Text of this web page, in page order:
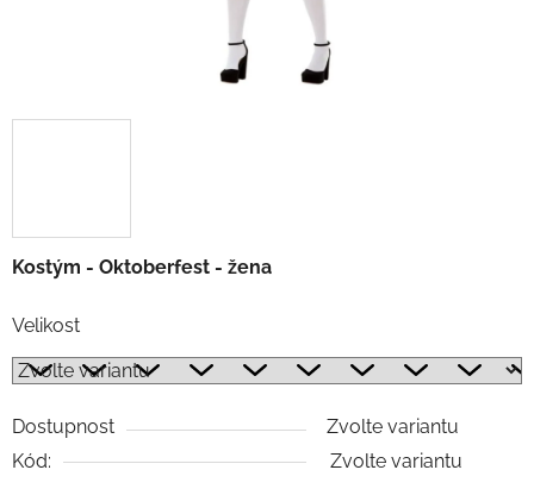
Kostým - Oktoberfest - žena
Velikost
Dostupnost
Zvolte variantu
Kód:
Zvolte variantu